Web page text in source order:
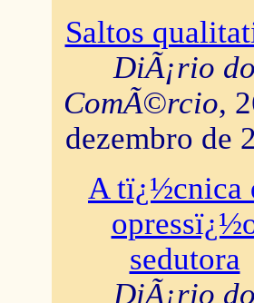
Saltos
DiÃ¡rio do
ComÃ©rcio,
dezembro de
A tï¿½cnica
sedutora
DiÃ¡rio do